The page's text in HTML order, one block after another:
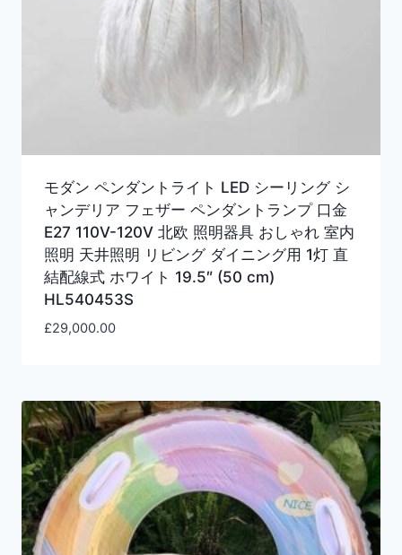
モダン ペンダントライト LED シーリング シ
ャンデリア フェザー ペンダントランプ 口金
E27 110V-120V 北欧 照明器具 おしゃれ 室内
照明 天井照明 リビング ダイニング用 1灯 直
結配線式 ホワイト 19.5″ (50 cm)
HL540453S
£29,000.00